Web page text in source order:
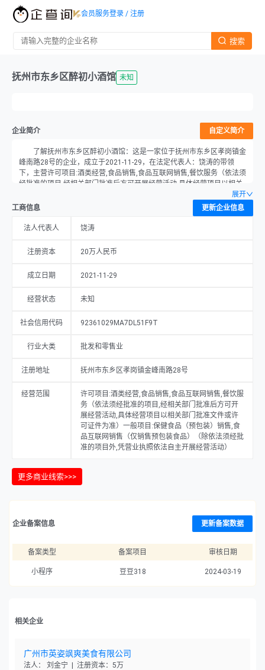
搜索
会员服务登录 / 注册
抚州市东乡区醉初小酒馆 未知
企业简介 自定义简介
了解抚州市东乡区醉初小酒馆：这是一家位于抚州市东乡区孝岗镇金
峰南路28号的企业，成立于2021-11-29，在法定代表人：饶涛的带领
下，主营许可项目:酒类经营,食品销售,食品互联网销售,餐饮服务（依法须
经批准的项目,经相关部门批准后方可开展经营活动,具体经营项目以相关
部门批准文件或许可证件为准）一般项目:保健食品（预包装）销售,食品
互联网销售（仅销售预包装食品）（除依法须经批准的项目外,凭营业执
照依法自主开展经营活动），注册资本为20万元，当前经营状况为未
知。
展开
工商信息
更新企业信息
法人代表人 饶涛
注册资本 20万人民币
成立日期 2021-11-29
经营状态 未知
社会信用代码 92361029MA7DL51F9T
行业大类 批发和零售业
注册地址 抚州市东乡区孝岗镇金峰南路28号
经营范围
许可项目:酒类经营,食品销售,食品互联网销售,餐饮服
务（依法须经批准的项目,经相关部门批准后方可开
展经营活动,具体经营项目以相关部门批准文件或许
可证件为准）一般项目:保健食品（预包装）销售,食
品互联网销售（仅销售预包装食品）（除依法须经批
准的项目外,凭营业执照依法自主开展经营活动）
更多商业线索>>>
企业备案信息 更新备案数据
备案类型 备案项目 审核日期
小程序 豆豆318 2024-03-19
相关企业
广州市英姿飒爽美食有限公司
法人： 刘金宁 | 注册资本：5万